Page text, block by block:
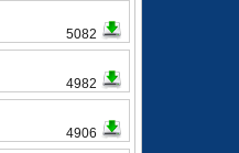
5082
4982
4906